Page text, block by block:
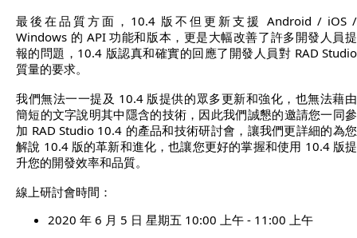
最後在品質方面，10.4 版不但更新支援 Android / iOS /
Windows 的 API 功能和版本，更是大幅改善了許多開發人員提
報的問題，10.4 版認真和確實的回應了開發人員對 RAD Studio
質量的要求。
我們無法一一提及 10.4 版提供的眾多更新和強化，也無法藉由
簡短的文字說明其中隱含的技術，因此我們誠懇的邀請您一同參
加 RAD Studio 10.4 的產品和技術研討會，讓我們更詳細的為您
解說 10.4 版的革新和進化，也讓您更好的掌握和使用 10.4 版提
升您的開發效率和品質。
線上研討會時間：
2020 年 6 月 5 日 星期五 10:00 上午 - 11:00 上午